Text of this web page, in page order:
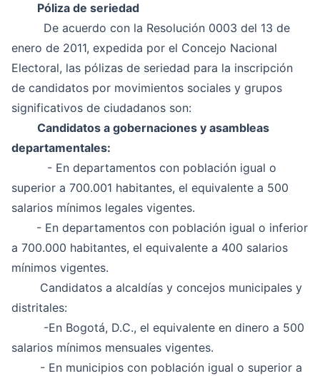
Póliza de seriedad
De acuerdo con la Resolución 0003 del 13 de
enero de 2011, expedida por el Concejo Nacional
Electoral, las pólizas de seriedad para la inscripción
de candidatos por movimientos sociales y grupos
significativos de ciudadanos son:
Candidatos a gobernaciones y asambleas
departamentales:
- En departamentos con población igual o
superior a 700.001 habitantes, el equivalente a 500
salarios mínimos legales vigentes.
- En departamentos con población igual o inferior
a 700.000 habitantes, el equivalente a 400 salarios
mínimos vigentes.
Candidatos a alcaldías y concejos municipales y
distritales:
-En Bogotá, D.C., el equivalente en dinero a 500
salarios mínimos mensuales vigentes.
- En municipios con población igual o superior a